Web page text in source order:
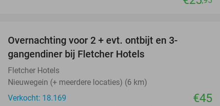
Overnachting voor 2 + evt. ontbijt en 3-
gangendiner bij Fletcher Hotels
Fletcher Hotels
Nieuwegein (+ meerdere locaties) (6 km)
Verkocht: 18.169
€45